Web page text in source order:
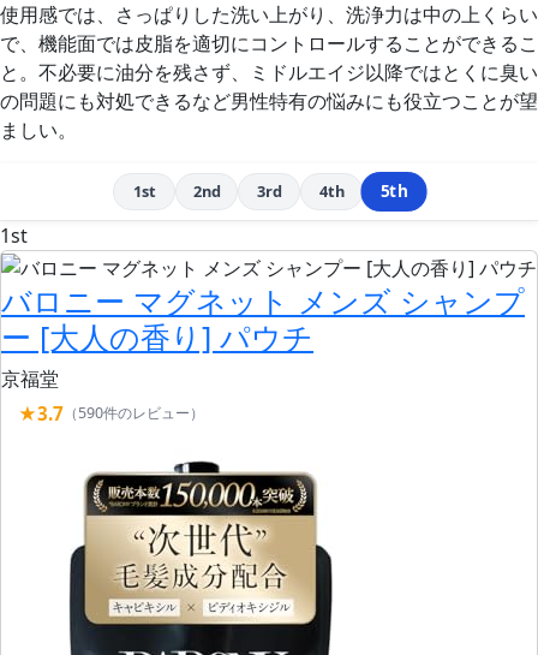
使用感では、 さっぱりした洗い上がり 、洗浄力は中の上くらい
で、機能面では皮脂を適切にコントロールすることができるこ
と。 不必要に油分を残さず、ミドルエイジ以降ではとくに臭い
の問題にも対処できるなど男性特有の悩みにも役立つことが望
ましい。
1st 2nd 3rd 4th 5th
1st
バロニー マグネット メンズ シャンプ
ー [大人の香り] パウチ
京福堂
★3.7 （590件のレビュー）